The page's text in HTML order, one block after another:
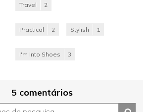
Travel 2
Practical 2 Stylish 1
I'm Into Shoes 3
5 comentários